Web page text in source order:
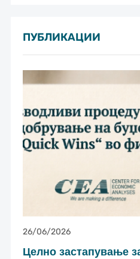
ПУБЛИКАЦИИ
26/06/2026
Целно застапување